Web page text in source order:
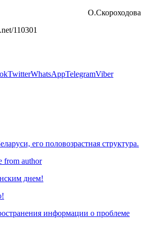
О.Скороходова
110301
TwitterWhatsAppTelegramViber
его половозрастная структура.
from author
днем!
информации о проблеме